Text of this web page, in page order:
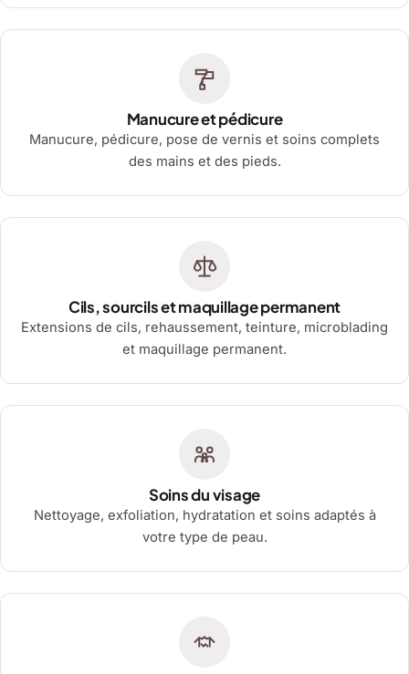
Manucure et pédicure
Manucure, pédicure, pose de vernis et soins complets
des mains et des pieds.
Cils, sourcils et maquillage permanent
Extensions de cils, rehaussement, teinture, microblading
et maquillage permanent.
Soins du visage
Nettoyage, exfoliation, hydratation et soins adaptés à
votre type de peau.